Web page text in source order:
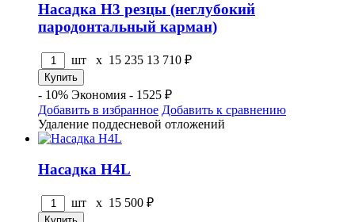
Насадка H3 резцы (неглубокий
пародонтальный карман)
шт x 15 235 13 710 ₽
- 10% Экономия - 1525 ₽
Добавить в избранное Добавить к сравнению
Удаление поддесневой отложений
Насадка H4L
шт x 15 500 ₽